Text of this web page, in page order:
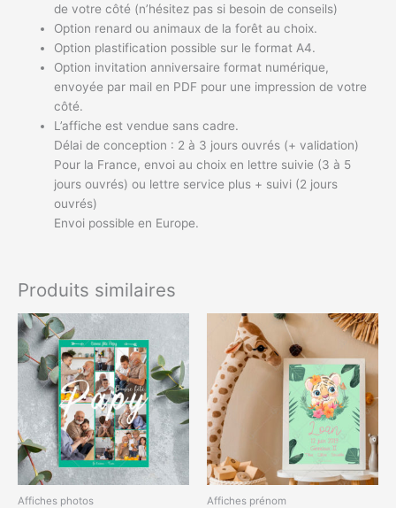
de votre côté (n’hésitez pas si besoin de conseils)
Option renard ou animaux de la forêt au choix.
Option plastification possible sur le format A4.
Option invitation anniversaire format numérique,
envoyée par mail en PDF pour une impression de votre
côté.
L’affiche est vendue sans cadre.
Délai de conception : 2 à 3 jours ouvrés (+ validation)
Pour la France, envoi au choix en lettre suivie (3 à 5
jours ouvrés) ou lettre service plus + suivi (2 jours
ouvrés)
Envoi possible en Europe.
Produits similaires
Affiches photos
Plage
prix :
8,99€
à
12,00€
produit
a
plusieurs
variations.
Les
options
peuvent
être
Affiches prénom
Plage
de
prix :
5,00€
8,00€
Ce
produit
a
plusieurs
variations.
Les
options
peuvent
être